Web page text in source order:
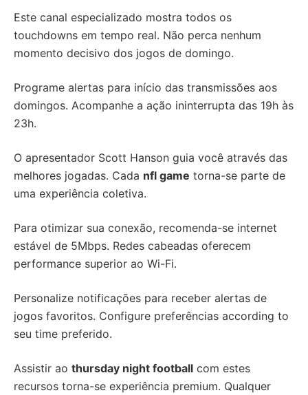
Este canal especializado mostra todos os
touchdowns em tempo real. Não perca nenhum
momento decisivo dos jogos de domingo.
Programe alertas para início das transmissões aos
domingos. Acompanhe a ação ininterrupta das 19h às
23h.
O apresentador Scott Hanson guia você através das
melhores jogadas. Cada nfl game torna-se parte de
uma experiência coletiva.
Para otimizar sua conexão, recomenda-se internet
estável de 5Mbps. Redes cabeadas oferecem
performance superior ao Wi-Fi.
Personalize notificações para receber alertas de
jogos favoritos. Configure preferências according to
seu time preferido.
Assistir ao thursday night football com estes
recursos torna-se experiência premium. Qualquer